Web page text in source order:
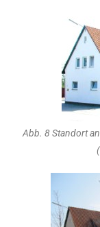
Abb. 8 Standort